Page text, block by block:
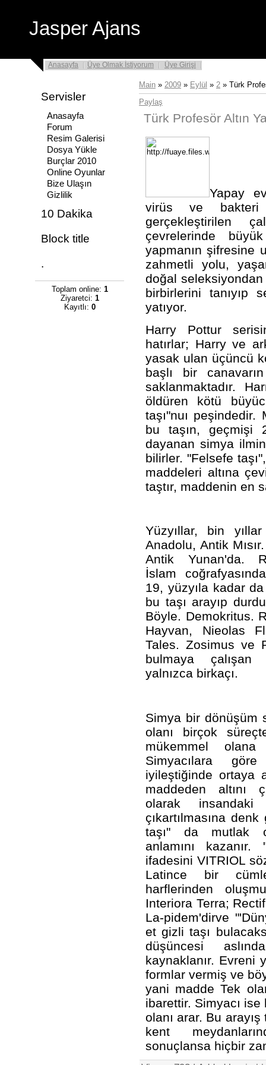
Jasper Ajans
Anasayfa Üye Olmak İstiyorum Üye Girişi
Servisler
Anasayfa
Forum
Resim Galerisi
Dosya Yükle
Burçlar 2010
Online Oyunlar
Bize Ulaşın
Gizlilik
10 Dakika
Block title
.
Toplam online: 1
Ziyaretci: 1
Kayıtlı: 0
Main » 2009 » Eylül » 2 » Türk
Paylaş
Türk Profesör Altın
Yapay
virüs ve bakteri
gerçekleştirilen
çevrelerinde
yapmanın şifresine
zahmetli yolu,
doğal
birbirlerini tanıyıp
yatıyor.
Harry Pottur
hatırlar; Harry ve
yasak ulan üçüncü
başlı bir
saklanmaktadır.
öldüren kötü
taşı"nuı peşindedir.
bu taşın, geçmişi
dayanan simya
bilirler. "Felsefe
maddeleri altına
taştır, maddenin en
Yüzyıllar, bin
Anadolu, Antik
Antik Yunan'da.
İslam
19, yüzyıla kadar
bu taşı arayıp
Böyle. Demokritus.
Hayvan, Nieolas
Tales. Zosimus ve
bulmaya çalışan
yalnızca birkaçı.
Simya bir dönüşüm
olanı birçok
mükemmel olana
Simyacılara
iyileştiğinde ortaya
maddeden altını
olarak
çıkartılmasına
taşı" da mutlak
anlamını
ifadesini VITRIOL
Latince bir
harflerinden
Interiora Terra;
La-pidem'dirve
et gizli taşı
düşüncesi
kaynaklanır. Evreni
formlar vermiş ve
yani madde Tek
ibarettir. Simyacı ise
olanı arar. Bu
kent
sonuçlansa hiçbir